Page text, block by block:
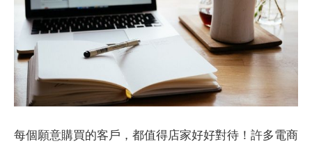
每個願意購買的客戶，都值得店家好好對待！許多電商